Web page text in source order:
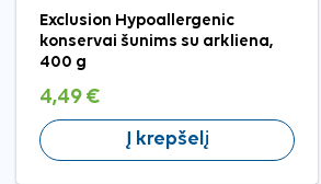
Exclusion Hypoallergenic
konservai šunims su arkliena,
400 g
4,49 €
Į krepšelį